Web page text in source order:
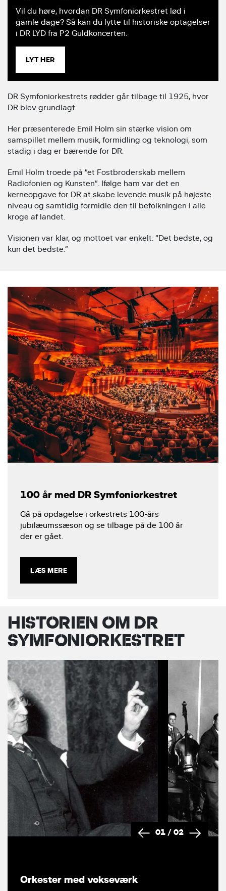
Vil du høre, hvordan DR Symfoniorkestret lød i
gamle dage? Så kan du lytte til historiske optagelser
i DR LYD fra P2 Guldkoncerten.
LYT HER
DR Symfoniorkestrets rødder går tilbage til 1925, hvor
DR blev grundlagt.
Her præsenterede Emil Holm sin stærke vision om
samspillet mellem musik, formidling og teknologi, som
stadig i dag er bærende for DR.
Emil Holm troede på ”et Fostbroderskab mellem
Radiofonien og Kunsten”. Ifølge ham var det en
kerneopgave for DR at skabe levende musik på højeste
niveau og samtidig formidle den til befolkningen i alle
kroge af landet.
Visionen var klar, og mottoet var enkelt: “Det bedste, og
kun det bedste.”
100 år med DR Symfoniorkestret
Gå på opdagelse i orkestrets 100-års
jubilæumssæson og se tilbage på de 100 år
der er gået.
LÆS MERE
HISTORIEN OM DR
SYMFONIORKESTRET
01 / 02
Orkester med vokseværk